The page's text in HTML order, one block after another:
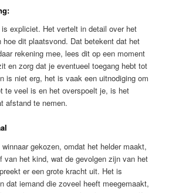
expliciet. Het vertelt in detail over het
dit plaatsvond. Dat betekent dat het
rekening mee, lees dit op een moment
en zorg dat je eventueel toegang hebt tot
is niet erg, het is vaak een uitnodiging om
te veel is en het overspoelt je, is het
afstand te nemen.
gekozen, omdat het helder maakt,
van het kind, wat de gevolgen zijn van het
er een grote kracht uit. Het is
dat iemand die zoveel heeft meegemaakt,